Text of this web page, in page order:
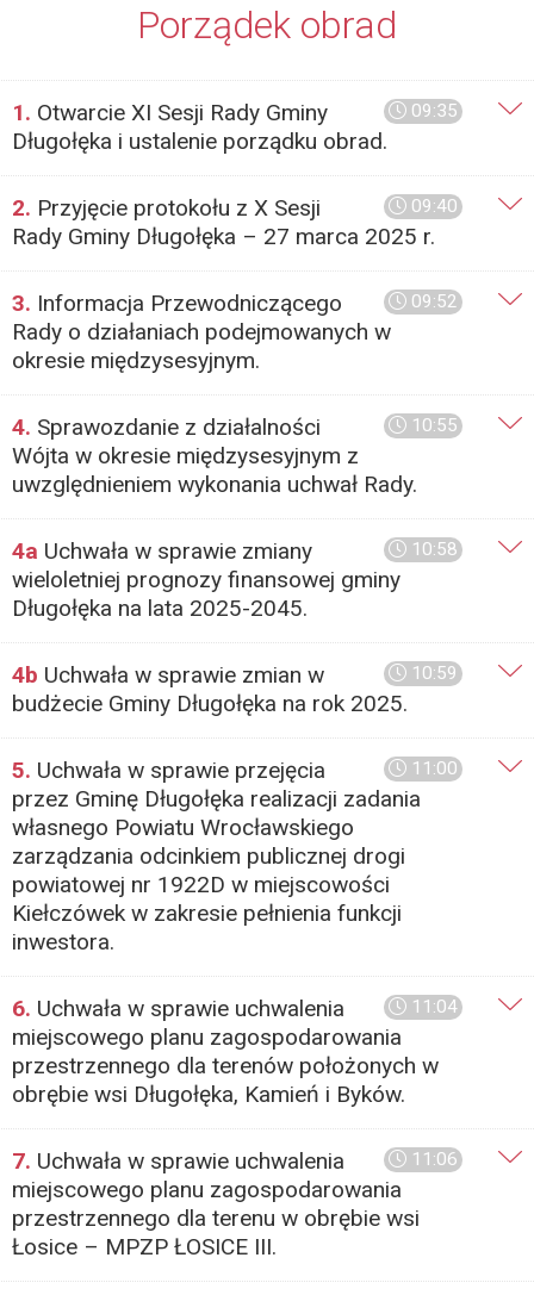
Porządek obrad
09:35
1. Otwarcie XI Sesji Rady Gminy
Długołęka i ustalenie porządku obrad.
09:40
2. Przyjęcie protokołu z X Sesji
Rady Gminy Długołęka – 27 marca 2025 r.
09:52
3. Informacja Przewodniczącego
Rady o działaniach podejmowanych w
okresie międzysesyjnym.
10:55
4. Sprawozdanie z działalności
Wójta w okresie międzysesyjnym z
uwzględnieniem wykonania uchwał Rady.
10:58
4a Uchwała w sprawie zmiany
wieloletniej prognozy finansowej gminy
Długołęka na lata 2025-2045.
10:59
4b Uchwała w sprawie zmian w
budżecie Gminy Długołęka na rok 2025.
11:00
5. Uchwała w sprawie przejęcia
przez Gminę Długołęka realizacji zadania
własnego Powiatu Wrocławskiego
zarządzania odcinkiem publicznej drogi
powiatowej nr 1922D w miejscowości
Kiełczówek w zakresie pełnienia funkcji
inwestora.
11:04
6. Uchwała w sprawie uchwalenia
miejscowego planu zagospodarowania
przestrzennego dla terenów położonych w
obrębie wsi Długołęka, Kamień i Byków.
11:06
7. Uchwała w sprawie uchwalenia
miejscowego planu zagospodarowania
przestrzennego dla terenu w obrębie wsi
Łosice – MPZP ŁOSICE III.